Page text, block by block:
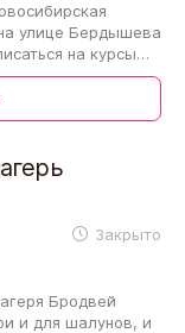
улице Бердышева
на курсы
Закрыто
Бродвей
и для шалунов, и